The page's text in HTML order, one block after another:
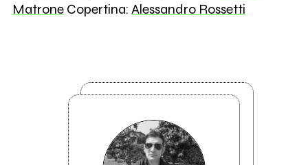
MatroneCopertina: Alessandro Rossetti